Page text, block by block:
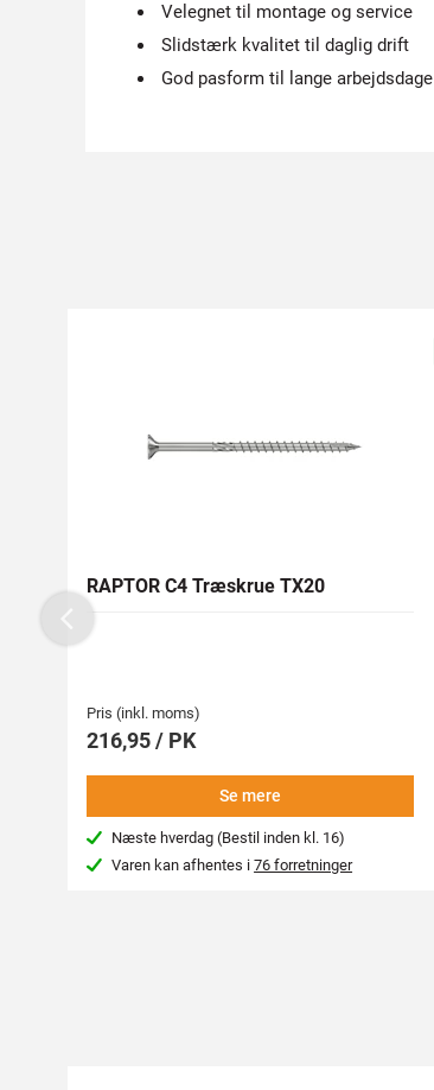
Velegnet til montage og service
Slidstærk kvalitet til daglig drift
God pasform til lange arbejdsdage
RAPTOR C4 Træskrue TX20
Pris (inkl. moms)
216,95 / PK
Se mere
Næste hverdag (Bestil inden kl. 16)
Varen kan afhentes i76 forretninger
Previous